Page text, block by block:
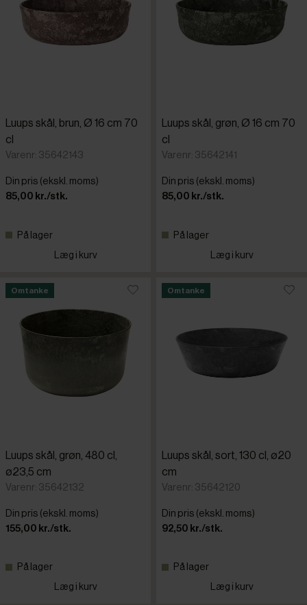
Luups skål, brun, Ø 16 cm 70
cl
Varenr: 35642143
Din pris (ekskl. moms)
85,00 kr./stk.
På lager
Læg i kurv
Luups skål, grøn, Ø 16 cm 70
cl
Varenr: 35642141
Din pris (ekskl. moms)
85,00 kr./stk.
På lager
Læg i kurv
Omtanke
Luups skål, grøn, 480 cl,
ø23,5 cm
Varenr: 35642132
Din pris (ekskl. moms)
155,00 kr./stk.
På lager
Læg i kurv
Omtanke
Luups skål, sort, 130 cl, ø20
cm
Varenr: 35642120
Din pris (ekskl. moms)
92,50 kr./stk.
På lager
Læg i kurv